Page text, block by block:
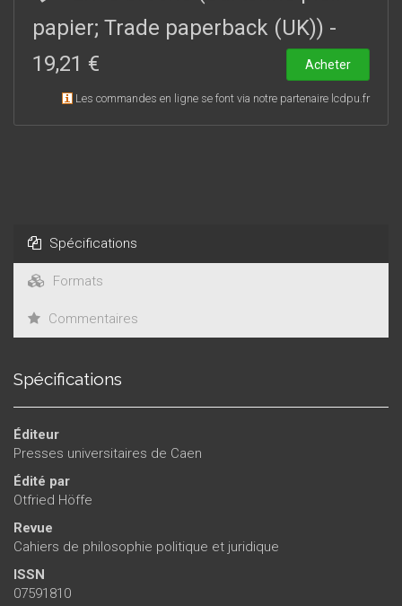
échange transcendantal entre des intérêts diversifiés qui
sont constitutifs d’identités particulières.C’est précisement à
cette tâche que se consacrent Quentin Skinner, Simone
Goyard-Fabre, François Schröter et Jean-Christophe Merle en
contribuant à la redéfinition des concepts du droit et des
droits et c’est elle que poursuivent Benezet Bujo, Jean-Yves
papier; Trade paperback (UK)) -
19,21 €
Acheter
Les commandes en ligne se font via notre partenaire lcdpu.fr
Spécifications
Formats
Commentaires
Spécifications
Éditeur
Presses universitaires de Caen
Édité par
Otfried Höffe
Revue
Cahiers de philosophie politique et juridique
ISSN
07591810